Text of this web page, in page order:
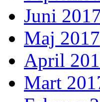
Juni
Maj 2017
April
Mart